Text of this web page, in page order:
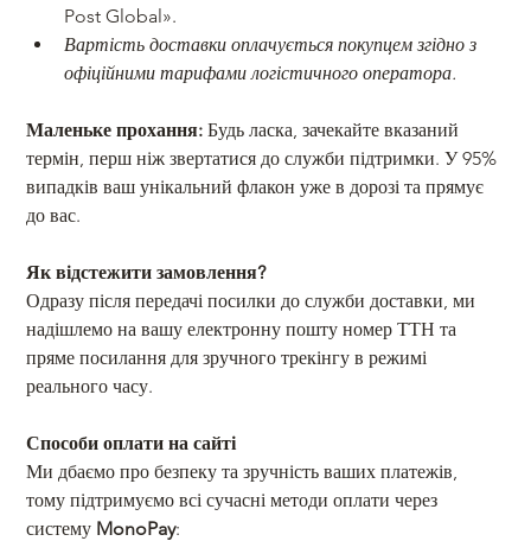
Post Global».
Вартість доставки оплачується покупцем згідно з
офіційними тарифами логістичного оператора.
Маленьке прохання: Будь ласка, зачекайте вказаний
термін, перш ніж звертатися до служби підтримки. У 95%
випадків ваш унікальний флакон уже в дорозі та прямує
до вас.
Як відстежити замовлення?
Одразу після передачі посилки до служби доставки, ми
надішлемо на вашу електронну пошту номер ТТН та
пряме посилання для зручного трекінгу в режимі
реального часу.
Способи оплати на сайті
Ми дбаємо про безпеку та зручність ваших платежів,
тому підтримуємо всі сучасні методи оплати через
систему MonoPay: